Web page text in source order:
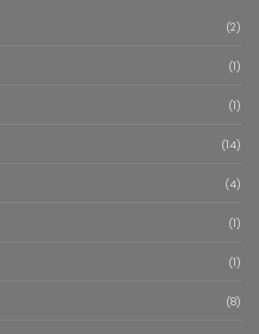
(2)
(1)
(1)
(14)
(4)
(1)
(1)
(8)